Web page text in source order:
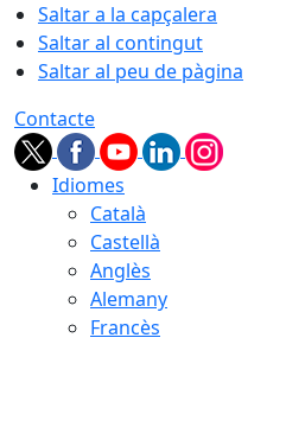
Saltar a la capçalera
Saltar al contingut
Saltar al peu de pàgina
Contacte
Idiomes
Català
Castellà
Anglès
Alemany
Francès